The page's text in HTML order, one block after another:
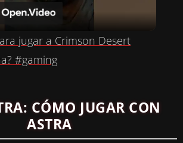
A
V
jugar a Crimson Desert
#gaming
CÓMO JUGAR CON
ASTRA